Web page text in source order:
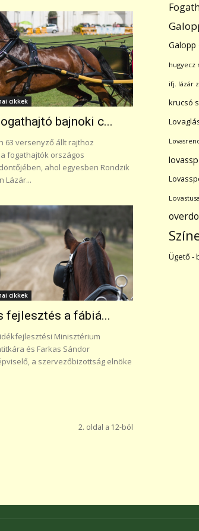
cikkek
bajnoki c...
63 versenyző állt rajthoz
fogathajtók országos
ahol egyesben Rondzik
Lázár...
cikkek
fejlesztés a fábiá...
Minisztérium
és Farkas Sándor
a szervezőbizottság elnöke
2. oldal a 12-ból
Galopp
hugyecz
ifj. lázár
krucsó
Ügető -